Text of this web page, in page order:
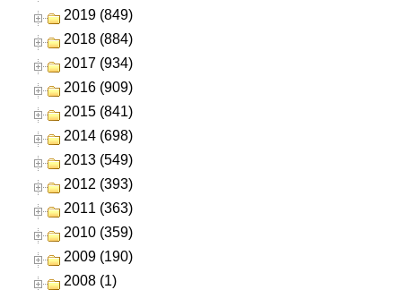
2019 (849)
2018 (884)
2017 (934)
2016 (909)
2015 (841)
2014 (698)
2013 (549)
2012 (393)
2011 (363)
2010 (359)
2009 (190)
2008 (1)